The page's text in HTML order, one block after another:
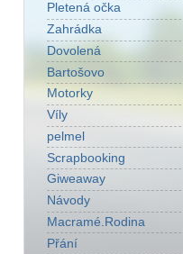
Pletená očka
Zahrádka
Dovolená
Bartošovo
Motorky
Víly
pelmel
Scrapbooking
Giweaway
Návody
Macramé.Rodina
Přání